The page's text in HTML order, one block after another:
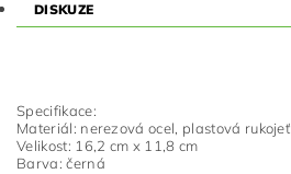
DISKUZE
Specifikace:
Materiál: nerezová ocel, plastová rukojeť
Velikost: 16,2 cm x 11,8 cm
Barva: černá